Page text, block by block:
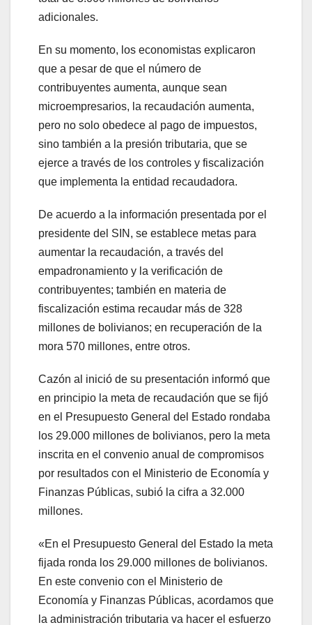
adicionales.
En su momento, los economistas explicaron
que a pesar de que el número de
contribuyentes aumenta, aunque sean
microempresarios, la recaudación aumenta,
pero no solo obedece al pago de impuestos,
sino también a la presión tributaria, que se
ejerce a través de los controles y fiscalización
que implementa la entidad recaudadora.
De acuerdo a la información presentada por el
presidente del SIN, se establece metas para
aumentar la recaudación, a través del
empadronamiento y la verificación de
contribuyentes; también en materia de
fiscalización estima recaudar más de 328
millones de bolivianos; en recuperación de la
mora 570 millones, entre otros.
Cazón al inició de su presentación informó que
en principio la meta de recaudación que se fijó
en el Presupuesto General del Estado rondaba
los 29.000 millones de bolivianos, pero la meta
inscrita en el convenio anual de compromisos
por resultados con el Ministerio de Economía y
Finanzas Públicas, subió la cifra a 32.000
millones.
«En el Presupuesto General del Estado la meta
fijada ronda los 29.000 millones de bolivianos.
En este convenio con el Ministerio de
Economía y Finanzas Públicas, acordamos que
la administración tributaria va hacer el esfuerzo